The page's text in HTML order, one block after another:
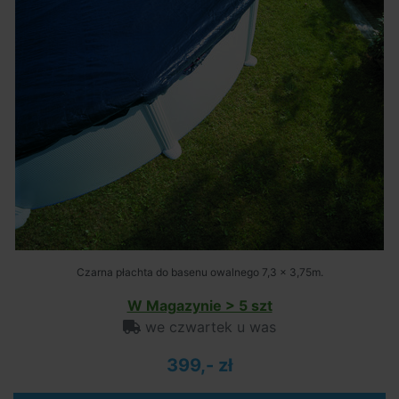
Czarna płachta do basenu owalnego 7,3 x 3,75m.
W Magazynie > 5 szt
we czwartek u was
399,- zł